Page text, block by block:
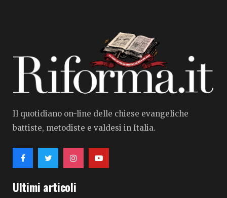
Il quotidiano on-line delle chiese evangeliche
battiste, metodiste e valdesi in Italia.
Ultimi articoli